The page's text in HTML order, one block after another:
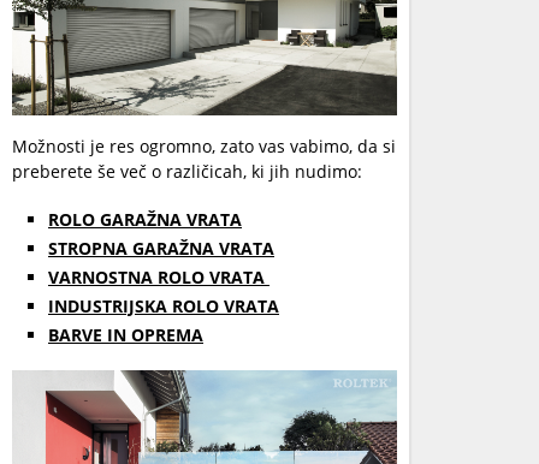
Možnosti je res ogromno, zato vas vabimo, da si
preberete še več o različicah, ki jih nudimo:
ROLO GARAŽNA VRATA
STROPNA GARAŽNA VRATA
VARNOSTNA ROLO VRATA
INDUSTRIJSKA ROLO VRATA
BARVE IN OPREMA